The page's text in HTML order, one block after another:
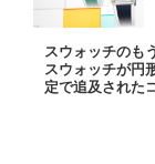
スウォッチのも
スウォッチが円
定で追及された